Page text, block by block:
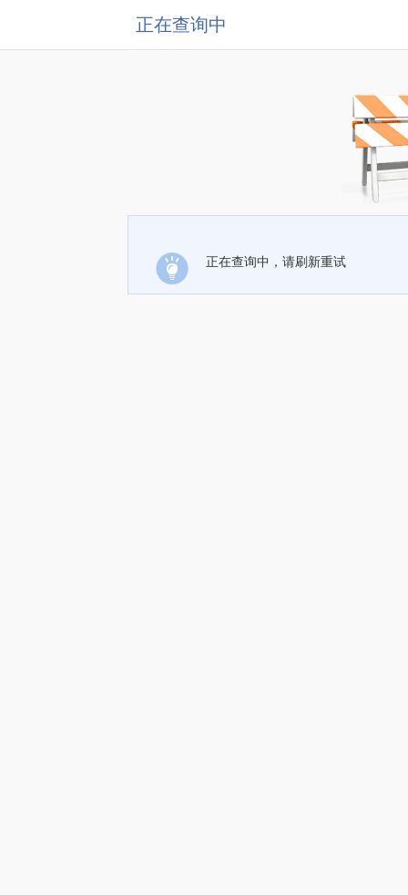
正在查询中
正在查询中，请刷新重试